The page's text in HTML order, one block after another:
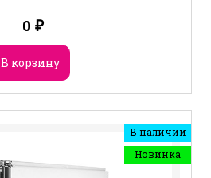
0 ₽
В корзину
В наличии
Новинка